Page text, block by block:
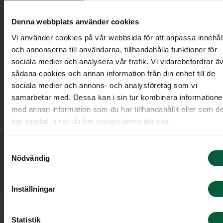
Denna webbplats använder cookies
Vi använder cookies på vår webbsida för att anpassa
och annonserna till användarna, tillhandahålla funktioner för
sociala medier och analysera vår trafik. Vi vidarebefordrar
sådana cookies och annan information från din enhet till de
sociala medier och annons- och analysföretag som vi
samarbetar med. Dessa kan i sin tur kombinera
med annan information som du har tillhandahållit eller som
har samlat in när du har använt deras tjänster.
Nödvändig
Inställningar
Statistik
”Vi kände oss välkomna. Ni var engagerade. Ni
vägledde oss. Lyssnade och kunde ge svar eller
tog reda på sånt vi undrande över. Vi var
mycket bra avslut. Tack till Sebastian och även